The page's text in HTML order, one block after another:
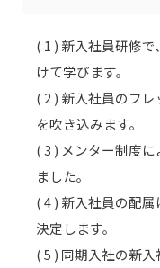
( 1 ) 新入社員研修
けて学びます。
( 2 ) 新入社員のフ
を吹き込みます。
( 3 ) メンター制度
ました。
( 4 ) 新入社員の配
決定します。
( 5 ) 同期入社の新